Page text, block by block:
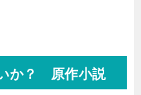
か？ 原作小説